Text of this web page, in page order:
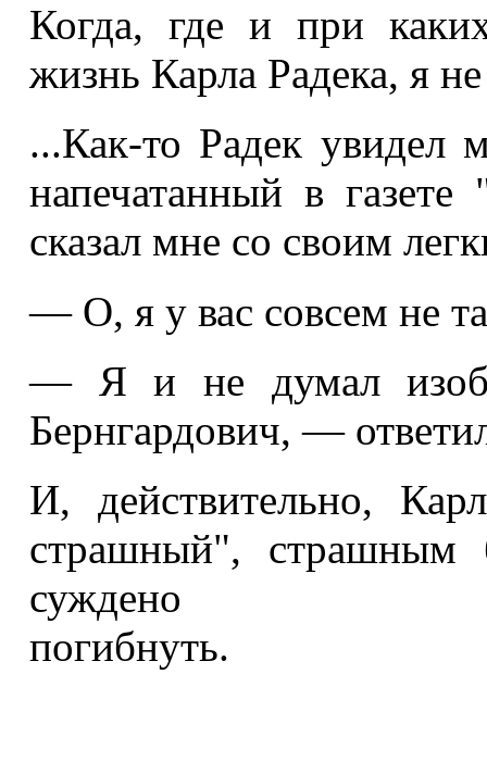
Когда, где и при каких
жизнь Карла Радека, я
...Как-то Радек увидел
напечатанный в
сказал мне со своим
— О, я у вас совсем не
— Я и не думал
Бернгардович, —
И, действительно,
страшный", страшным